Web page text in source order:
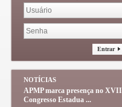
Entrar
NOTÍCIAS
APMP marca presença no XVII
Congresso Estadua ...